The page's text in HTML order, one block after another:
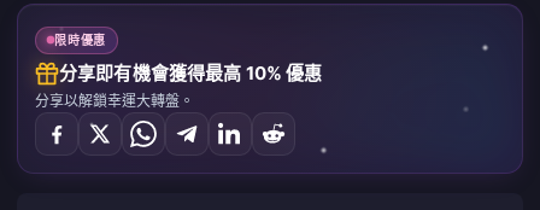
限時優惠
分享即有機會獲得最高 10% 優惠
分享以解鎖幸運大轉盤。